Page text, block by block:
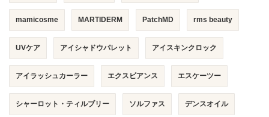
mamicosme MARTIDERM PatchMD rms beauty
UVケア アイシャドウパレット アイスキンクロック
アイラッシュカーラー エクスビアンス エスケーツー
シャーロット・ティルブリー ソルファス デンスオイル